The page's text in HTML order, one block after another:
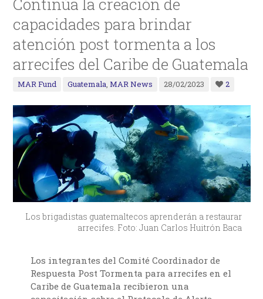
Continúa la creación de
capacidades para brindar
atención post tormenta a los
arrecifes del Caribe de Guatemala
MAR Fund Guatemala,MAR News 28/02/2023 2
Los brigadistas guatemaltecos aprenderán a restaurar
arrecifes. Foto: Juan Carlos Huitrón Baca
Los integrantes del Comité Coordinador de
Respuesta Post Tormenta para arrecifes en el
Caribe de Guatemala recibieron una